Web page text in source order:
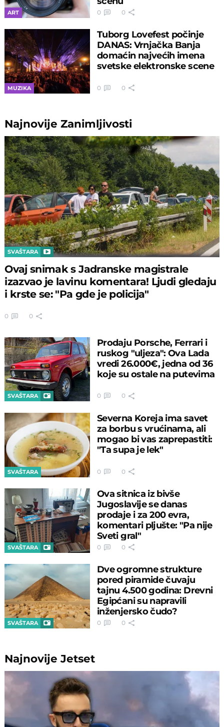
ART 0 0
MUZIKA
Tuborg Lovefest počinje
DANAS: Vrnjačka Banja
domaćin najvećih imena
svetske elektronske scene
0 0
NajnovijeZanimljivosti
SVAŠTARA
Ovaj snimak s Jadranske magistrale
izazvao je lavinu komentara! Ljudi gledaju
i krste se: "Pa gde je policija"
0 0
SVAŠTARA
Prodaju Porsche, Ferrari i
ruskog "uljeza": Ova Lada
vredi 26.000€, jedna od 36
koje su ostale na putevima
0 0
SVAŠTARA
Severna Koreja ima savet
za borbu s vrućinama, ali
mogao bi vas zaprepastiti:
"Ta supa je lek"
0 0
SVAŠTARA
Ova sitnica iz bivše
Jugoslavije se danas
prodaje i za 200 evra,
komentari pljušte: "Pa nije
Sveti gral"
0 0
SVAŠTARA
Dve ogromne strukture
pored piramide čuvaju
tajnu 4.500 godina: Drevni
Egipćani su napravili
inženjersko čudo?
0 0
NajnovijeJetset